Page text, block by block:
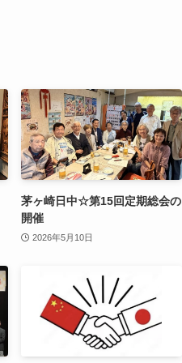
茅ヶ崎日中☆第15回定期総会の
開催
2026年5月10日